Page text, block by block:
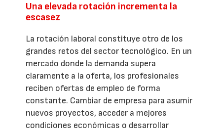
Una elevada rotación incrementa la
escasez
La rotación laboral constituye otro de los
grandes retos del sector tecnológico. En un
mercado donde la demanda supera
claramente a la oferta, los profesionales
reciben ofertas de empleo de forma
constante. Cambiar de empresa para asumir
nuevos proyectos, acceder a mejores
condiciones económicas o desarrollar